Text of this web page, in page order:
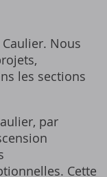
Nous
les sections
par
Cette